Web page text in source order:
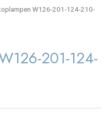
W126-201-124-210-
201-124-